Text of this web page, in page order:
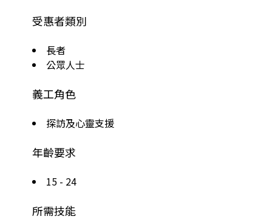
受惠者類別
長者
公眾人士
義工角色
探訪及心靈支援
年齡要求
15 - 24
所需技能